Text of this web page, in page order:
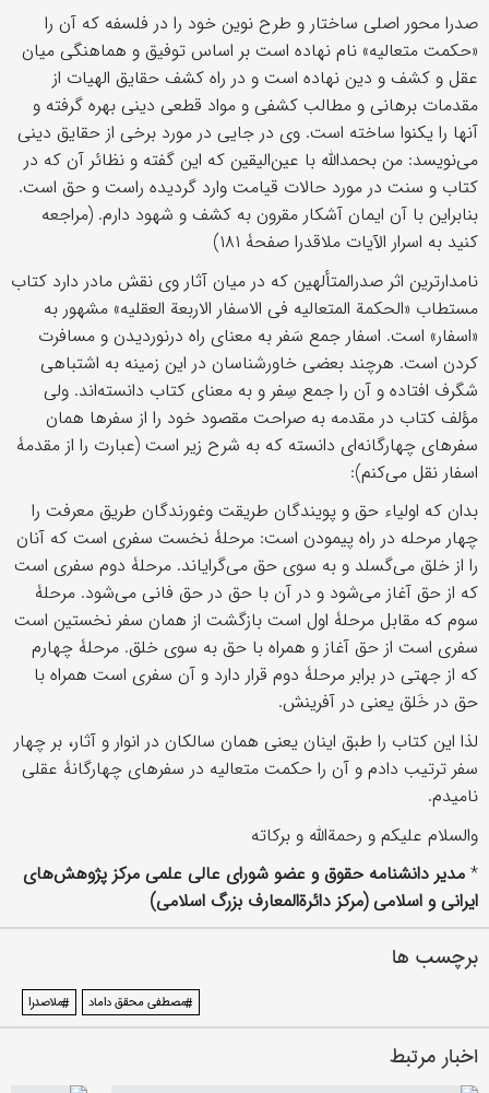
صدرا محور اصلی ساختار و طرح نوین خود را در فلسفه که آن را
«حکمت متعالیه» نام نهاده است بر اساس توفیق و هماهنگی میان
عقل و کشف و دین نهاده است و در راه کشف حقایق الهیات از
مقدمات برهانی و مطالب کشفی و مواد قطعی دینی بهره گرفته و
آنها را یکنوا ساخته است. وی در جایی در مورد برخی از حقایق دینی
می‌نویسد: من بحمدالله با عین‌الیقین که این گفته و نظائر آن که در
کتاب و سنت در مورد حالات قیامت وارد گردیده راست و حق است.
بنابراین با آن ایمان آشکار مقرون به کشف و شهود دارم. (مراجعه
کنید به اسرار الآیات ملاقدرا صفحۀ ۱۸۱)
نامدارترین اثر صدرالمتألهین که در میان آثار وی نقش مادر دارد کتاب
مستطاب «الحکمة المتعالیه فی الاسفار الاربعة العقلیه» مشهور به
«اسفار» است. اسفار جمع سَفر به معنای راه درنوردیدن و مسافرت
کردن است. هرچند بعضی خاورشناسان در این زمینه به اشتباهی
شگرف افتاده و آن را جمع سِفر و به معنای کتاب دانسته‌اند. ولی
مؤلف کتاب در مقدمه به صراحت مقصود خود را از سفرها همان
سفرهای چهارگانه‌ای دانسته که به شرح زیر است (عبارت را از مقدمۀ
اسفار نقل می‌کنم):
بدان که اولیاء حق و پویندگان طریقت وغورندگان طریق معرفت را
چهار مرحله در راه پیمودن است: مرحلۀ نخست سفری است که آنان
را از خلق می‌گسلد و به سوی حق می‌گرایاند. مرحلۀ دوم سفری است
که از حق آغاز می‌شود و در آن با حق در حق فانی می‌شود. مرحلۀ
سوم که مقابل مرحلۀ اول است بازگشت از همان سفر نخستین است
سفری است از حق آغاز و همراه با حق به سوی خلق. مرحلۀ چهارم
که از جهتی در برابر مرحلۀ دوم قرار دارد و آن سفری است همراه با
حق در خَلق یعنی در آفرینش.
لذا این کتاب را طبق اینان یعنی همان سالکان در انوار و آثار، بر چهار
سفر ترتیب دادم و آن را حکمت متعالیه در سفرهای چهارگانۀ عقلی
نامیدم.
والسلام علیکم و رحمةالله و برکاته
* مدیر دانشنامۀ حقوق و عضو شورای عالی علمی مرکز پژوهش‌های
ایرانی و اسلامی (مرکز دائرةالمعارف بزرگ اسلامی)
برچسب ها
#مصطفی محقق داماد #ملاصدرا
اخبار مرتبط